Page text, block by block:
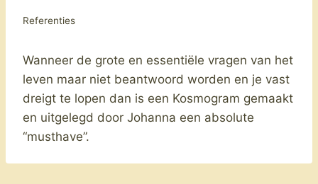
Referenties
Wanneer de grote en essentiële vragen van het
leven maar niet beantwoord worden en je vast
dreigt te lopen dan is een Kosmogram gemaakt
en uitgelegd door Johanna een absolute
“musthave”.